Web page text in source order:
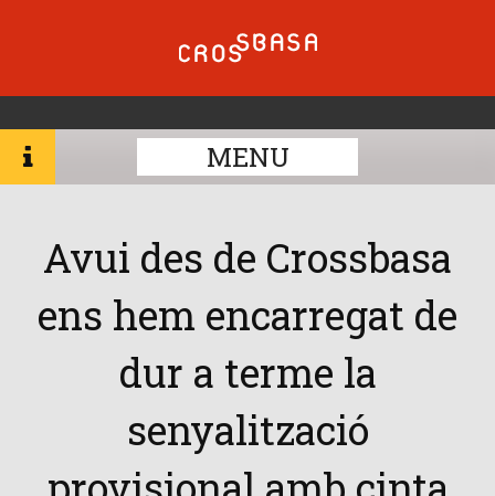
MENU
Avui des de Crossbasa
ens hem encarregat de
dur a terme la
senyalització